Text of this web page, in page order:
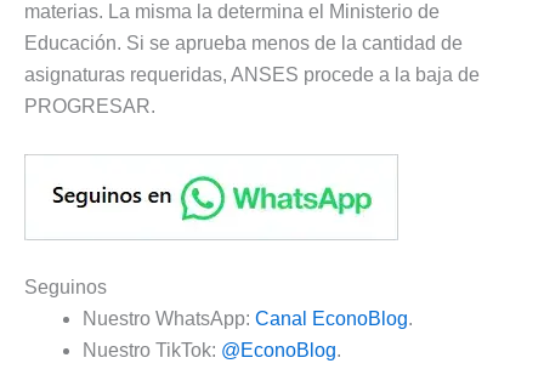
materias. La misma la determina el Ministerio de
Educación. Si se aprueba menos de la cantidad de
asignaturas requeridas, ANSES procede a la baja de
PROGRESAR.
Seguinos
Nuestro WhatsApp: Canal EconoBlog.
Nuestro TikTok: @EconoBlog.